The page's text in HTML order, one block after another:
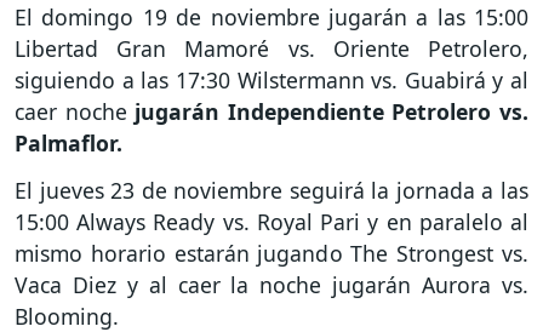
El domingo 19 de noviembre jugarán a las 15:00
Libertad Gran Mamoré vs. Oriente Petrolero,
siguiendo a las 17:30 Wilstermann vs. Guabirá y al
caer noche jugarán Independiente Petrolero vs.
Palmaflor.
El jueves 23 de noviembre seguirá la jornada a las
15:00 Always Ready vs. Royal Pari y en paralelo al
mismo horario estarán jugando The Strongest vs.
Vaca Diez y al caer la noche jugarán Aurora vs.
Blooming.